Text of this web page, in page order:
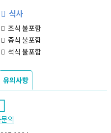
식사
조식 불포함
중식 불포함
석식 불포함
유의사항
의